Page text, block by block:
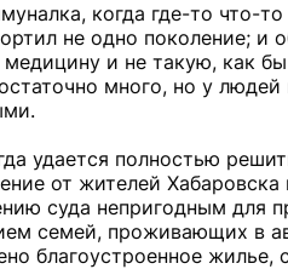
когда где-то что-
не одно поколение;
медицину и не такую, как
много, но у
удается полностью
от жителей
суда непригодным для
семей, проживающих в
благоустроенное